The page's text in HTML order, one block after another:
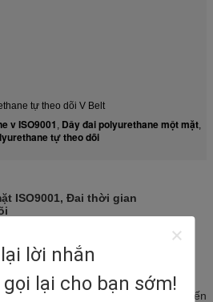
lời nhắn
lại cho bạn sớm!
tự theo dõi V Belt
v ISO9001 , Dây đai polyurethane một mặt,
tự theo dõi
ISO9001, Đai thời gian
dụng rộng rãi trong máy dệt, chế biến